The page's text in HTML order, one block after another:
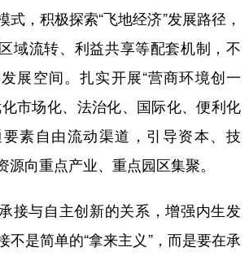
，积极探索“飞地经济”发展路径，
域流转、利益共享等配套机制，不
展空间。扎实开展“营商环境创一
市场化、法治化、国际化、便利化
素自由流动渠道，引导资本、技
向重点产业、重点园区集聚。
与自主创新的关系，增强内生发
不是简单的“拿来主义”，而是要在承